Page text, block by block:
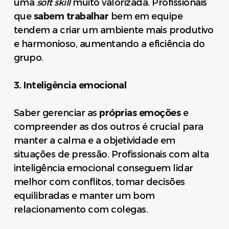
uma soft skillmuito valorizada. Profissionais
quesabem trabalhar bem em equipe
tendem a criar um ambiente mais produtivo
e harmonioso, aumentando a eficiência do
grupo.
3. Inteligência emocional
Saber gerenciar as próprias emoçõese
compreender as dos outros é crucial para
manter a calma e a objetividade em
situações de pressão. Profissionais com alta
inteligência emocional conseguem lidar
melhor com conflitos, tomar decisões
equilibradas e manter um bom
relacionamento com colegas.